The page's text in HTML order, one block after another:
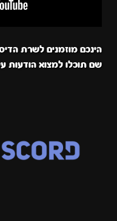
הינכם מוזמנים לשרת
שם תוכלו למצוא הודעות